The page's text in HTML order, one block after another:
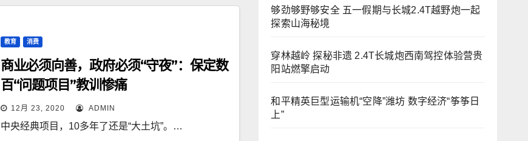
教育 消费
商业必须向善，政府必须“守夜”：保定数
百“问题项目”教训惨痛
12月 23, 2020 ADMIN
中央经典项目，10多年了还是“大土坑”。…
够劲够野够安全 五一假期与长城2.4T越野炮一起
探索山海秘境
穿林越岭 探秘非遗 2.4T长城炮西南驾控体验营贵
阳站燃擎启动
和平精英巨型运输机“空降”潍坊 数字经济“筝筝日
上”